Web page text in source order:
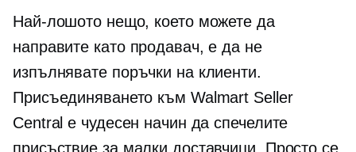
Най-лошото нещо, което можете да
направите като продавач, е да не
изпълнявате поръчки на клиенти.
Присъединяването към Walmart Seller
Central е чудесен начин да спечелите
присъствие за малки доставчици. Просто се